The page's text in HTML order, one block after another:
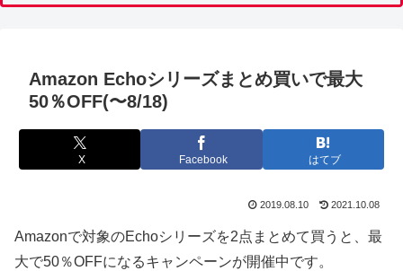
Amazon Echoシリーズまとめ買いで最大
50％OFF(〜8/18)
X Facebook はてブ
2019.08.10 2021.10.08
Amazonで対象のEchoシリーズを2点まとめて買うと、最
大で50％OFFになるキャンペーンが開催中です。